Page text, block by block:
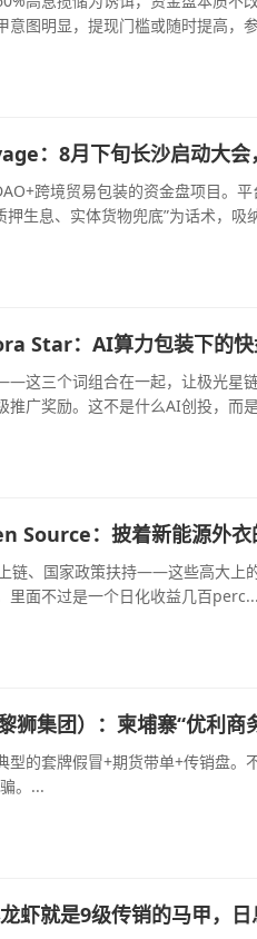
意图明显，提现门槛或随时提高，
：8月下旬长沙启动大
跨境贸易包装的资金盘项目。
押生息、实体货物兜底”为话术，吸
Star：AI算力包装下的
这三个词组合在一起，让极光星
推广奖励。这不是什么AI创投，而
Source：披着新能源外
链、国家政策扶持——这些高大上
里面不过是一个日化收益几百perc...
狮集团）：柬埔寨“优利商
的套牌假冒+期货带单+传销盘。
。...
虾就是9级传销的马甲，